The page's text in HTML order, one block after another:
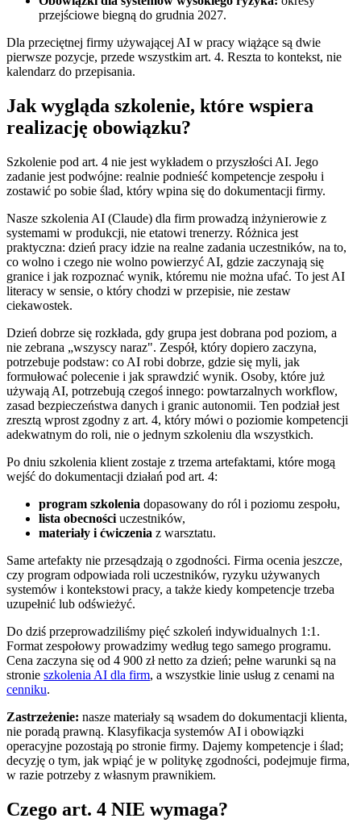
przejściowe biegną do grudnia 2027.
Dla przeciętnej firmy używającej AI w pracy wiążące są dwie
pierwsze pozycje, przede wszystkim art. 4. Reszta to kontekst, nie
kalendarz do przepisania.
Jak wygląda szkolenie, które wspiera
realizację obowiązku?
Szkolenie pod art. 4 nie jest wykładem o przyszłości AI. Jego
zadanie jest podwójne: realnie podnieść kompetencje zespołu i
zostawić po sobie ślad, który wpina się do dokumentacji firmy.
Nasze szkolenia AI (Claude) dla firm prowadzą inżynierowie z
systemami w produkcji, nie etatowi trenerzy. Różnica jest
praktyczna: dzień pracy idzie na realne zadania uczestników, na to,
co wolno i czego nie wolno powierzyć AI, gdzie zaczynają się
granice i jak rozpoznać wynik, któremu nie można ufać. To jest AI
literacy w sensie, o który chodzi w przepisie, nie zestaw
ciekawostek.
Dzień dobrze się rozkłada, gdy grupa jest dobrana pod poziom, a
nie zebrana „wszyscy naraz". Zespół, który dopiero zaczyna,
potrzebuje podstaw: co AI robi dobrze, gdzie się myli, jak
formułować polecenie i jak sprawdzić wynik. Osoby, które już
używają AI, potrzebują czegoś innego: powtarzalnych workflow,
zasad bezpieczeństwa danych i granic autonomii. Ten podział jest
zresztą wprost zgodny z art. 4, który mówi o poziomie kompetencji
adekwatnym do roli, nie o jednym szkoleniu dla wszystkich.
Po dniu szkolenia klient zostaje z trzema artefaktami, które mogą
wejść do dokumentacji działań pod art. 4:
program szkolenia dopasowany do ról i poziomu zespołu,
lista obecności uczestników,
materiały i ćwiczenia z warsztatu.
Same artefakty nie przesądzają o zgodności. Firma ocenia jeszcze,
czy program odpowiada roli uczestników, ryzyku używanych
systemów i kontekstowi pracy, a także kiedy kompetencje trzeba
uzupełnić lub odświeżyć.
Do dziś przeprowadziliśmy pięć szkoleń indywidualnych 1:1.
Format zespołowy prowadzimy według tego samego programu.
Cena zaczyna się od 4 900 zł netto za dzień; pełne warunki są na
stronie szkolenia AI dla firm, a wszystkie linie usług z cenami na
cenniku.
Zastrzeżenie: nasze materiały są wsadem do dokumentacji klienta,
nie poradą prawną. Klasyfikacja systemów AI i obowiązki
operacyjne pozostają po stronie firmy. Dajemy kompetencje i ślad;
decyzję o tym, jak wpiąć je w politykę zgodności, podejmuje firma,
w razie potrzeby z własnym prawnikiem.
Czego art. 4 NIE wymaga?